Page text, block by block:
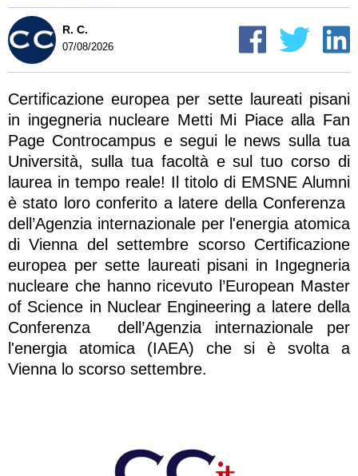
R. C.
07/08/2026
Certificazione europea per sette laureati pisani
in ingegneria nucleare Metti Mi Piace alla Fan
Page Controcampus e segui le news sulla tua
Università, sulla tua facoltà e sul tuo corso di
laurea in tempo reale! Il titolo di EMSNE Alumni
è stato loro conferito a latere della Conferenza
dell’Agenzia internazionale per l'energia atomica
di Vienna del settembre scorso Certificazione
europea per sette laureati pisani in Ingegneria
nucleare che hanno ricevuto l’European Master
of Science in Nuclear Engineering a latere della
Conferenza dell’Agenzia internazionale per
l'energia atomica (IAEA) che si è svolta a
Vienna lo scorso settembre.